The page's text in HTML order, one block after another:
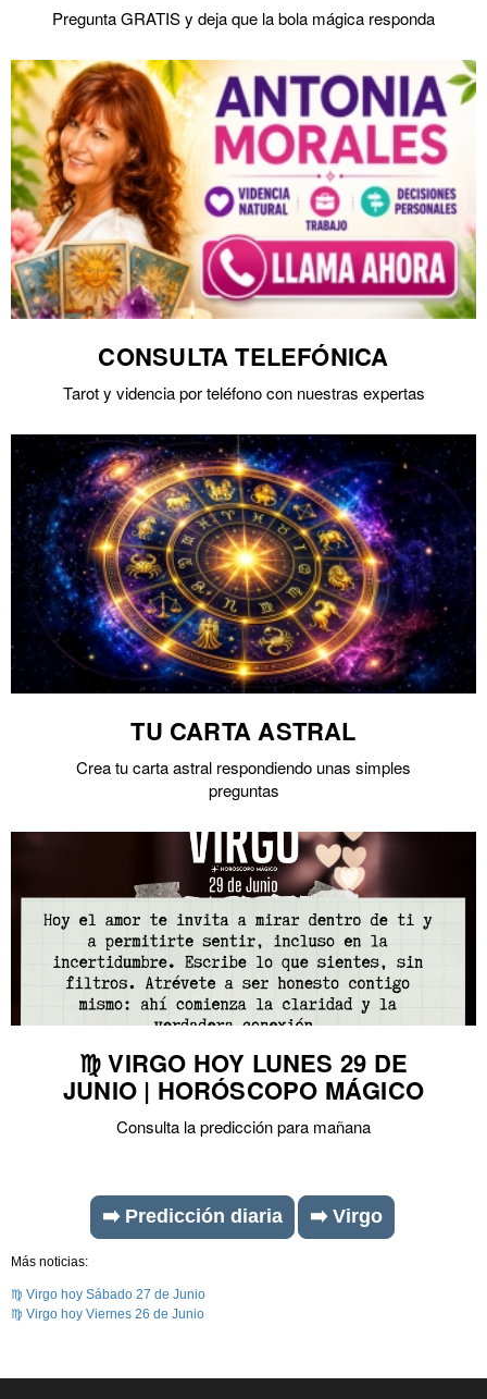
Pregunta GRATIS y deja que la bola mágica responda
CONSULTA TELEFÓNICA
Tarot y videncia por teléfono con nuestras expertas
TU CARTA ASTRAL
Crea tu carta astral respondiendo unas simples
preguntas
♍ VIRGO HOY LUNES 29 DE
JUNIO | HORÓSCOPO MÁGICO
Consulta la predicción para mañana
➡️ Predicción diaria ➡️ Virgo
Más noticias:
♍ Virgo hoy Sábado 27 de Junio
♍ Virgo hoy Viernes 26 de Junio